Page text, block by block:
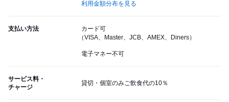
利用金額分布を見る
支払い方法
カード可
（VISA、Master、JCB、AMEX、Diners）
電子マネー不可
サービス料・
チャージ
貸切・個室のみご飲食代の10％